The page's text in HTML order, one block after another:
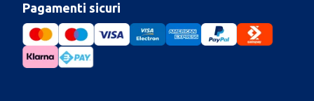
Pagamenti sicuri